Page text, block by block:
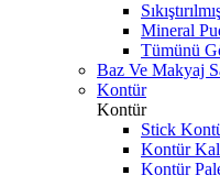
Mineral
Tümünü
Baz Ve Makyaj
Kontür
Kontür
Stick
Kontür
Kontür